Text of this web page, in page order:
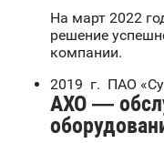
На март 2022
решение
компании.
2019 г. ПАО
АХО —